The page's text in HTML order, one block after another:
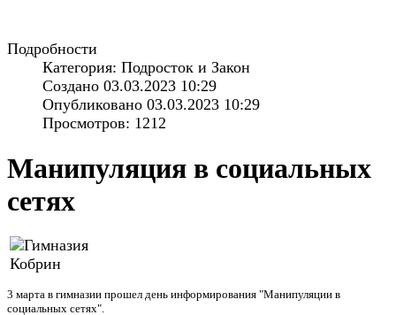
Подробности
Категория: Подросток и Закон
Создано 03.03.2023 10:29
Опубликовано 03.03.2023 10:29
Просмотров: 1212
Манипуляция в социальных
сетях
3 марта в гимназии прошел день информирования "Манипуляции в
социальных сетях".